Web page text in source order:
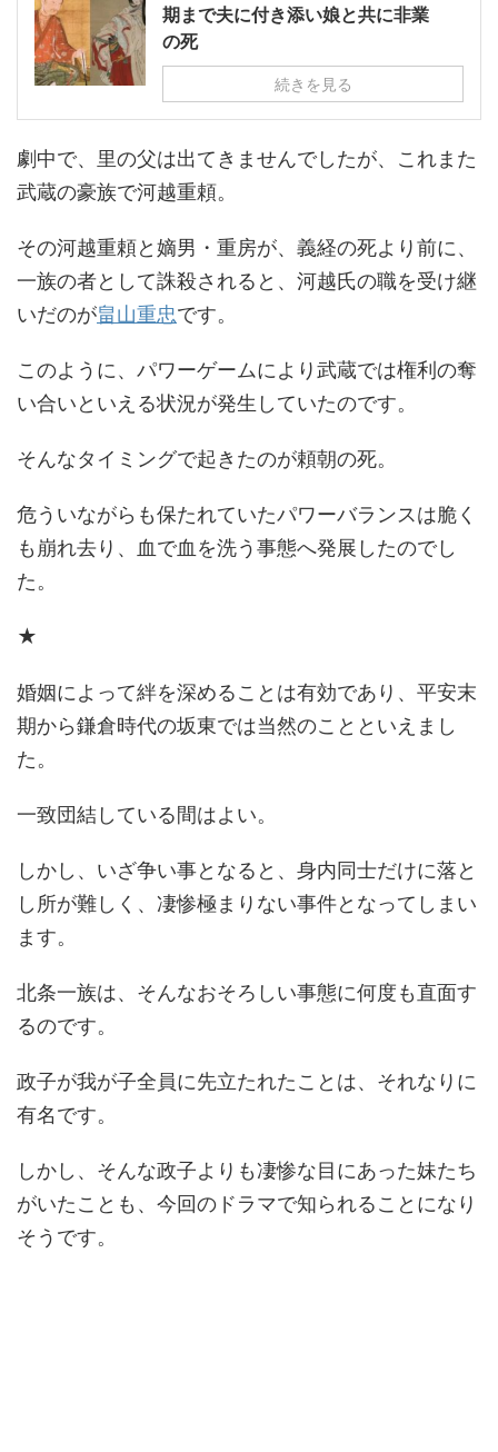
期まで夫に付き添い娘と共に非業
の死
続きを見る
劇中で、里の父は出てきませんでしたが、これまた
武蔵の豪族で河越重頼。
その河越重頼と嫡男・重房が、義経の死より前に、
一族の者として誅殺されると、河越氏の職を受け継
いだのが畠山重忠です。
このように、パワーゲームにより武蔵では権利の奪
い合いといえる状況が発生していたのです。
そんなタイミングで起きたのが頼朝の死。
危ういながらも保たれていたパワーバランスは脆く
も崩れ去り、血で血を洗う事態へ発展したのでし
た。
★
婚姻によって絆を深めることは有効であり、平安末
期から鎌倉時代の坂東では当然のことといえまし
た。
一致団結している間はよい。
しかし、いざ争い事となると、身内同士だけに落と
し所が難しく、凄惨極まりない事件となってしまい
ます。
北条一族は、そんなおそろしい事態に何度も直面す
るのです。
政子が我が子全員に先立たれたことは、それなりに
有名です。
しかし、そんな政子よりも凄惨な目にあった妹たち
がいたことも、今回のドラマで知られることになり
そうです。